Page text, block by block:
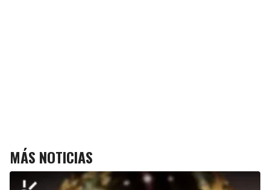
MÁS NOTICIAS